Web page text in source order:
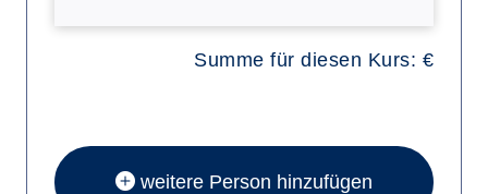
Summe für diesen Kurs: €
weitere Person hinzufügen